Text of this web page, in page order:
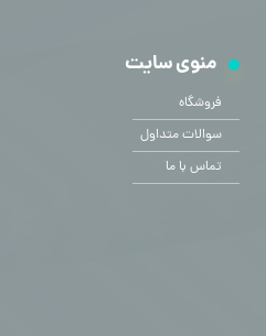
منوی سایت
فروشگاه
سوالات متداول
تماس با ما